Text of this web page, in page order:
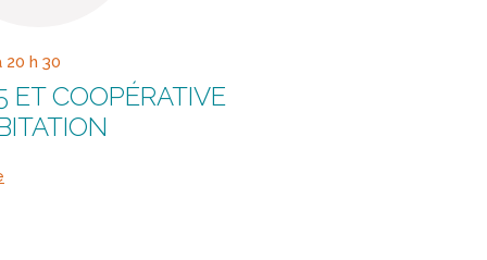
20 h 30
ET COOPÉRATIVE